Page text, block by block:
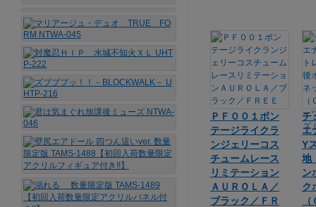
ＰＦ００１ボン
テージライクラ
ンジェリーコス
チュームレース
リミテーション
ＡＵＲＯＬＡ／
ブラック／ＦＲ
チ
エ
Y
地
ン
ク